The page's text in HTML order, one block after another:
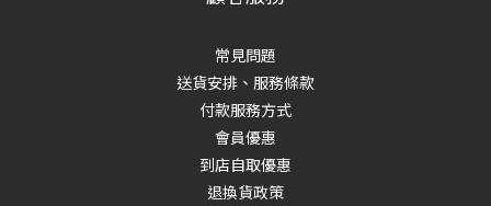
常見問題
送貨安排、服務條款
付款服務方式
會員優惠
到店自取優惠
退換貨政策